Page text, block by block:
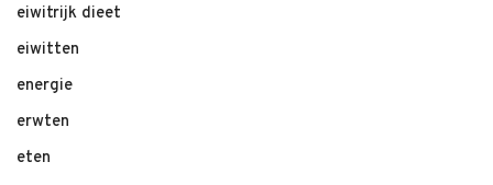
eiwitrijk dieet
eiwitten
energie
erwten
eten